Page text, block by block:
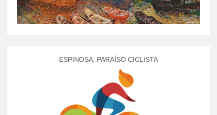
ESPINOSA, PARAÍSO CICLISTA